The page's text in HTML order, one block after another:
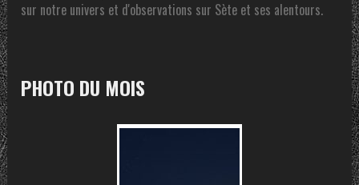
sur notre univers et d'observations sur Sète et ses alentours.
PHOTO DU MOIS